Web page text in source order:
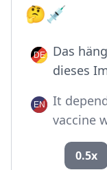
🤔💉
Das
dieses
It
vaccine
0.5x